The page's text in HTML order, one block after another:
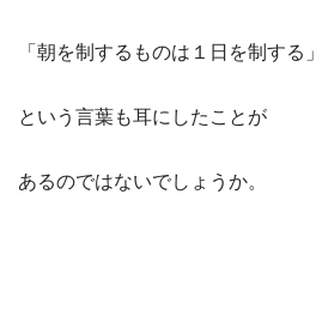
「朝を制するものは１日を制する」
という言葉も耳にしたことが
あるのではないでしょうか。